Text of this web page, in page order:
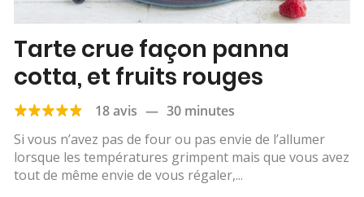
Tarte crue façon panna
cotta, et fruits rouges
18 avis — 30 minutes
Si vous n’avez pas de four ou pas envie de l’allumer
lorsque les températures grimpent mais que vous avez
tout de même envie de vous régaler,...